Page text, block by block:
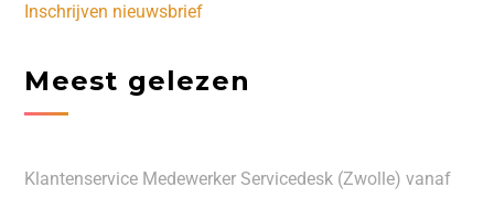
Inschrijven nieuwsbrief
Meest gelezen
Klantenservice Medewerker Servicedesk (Zwolle) vanaf